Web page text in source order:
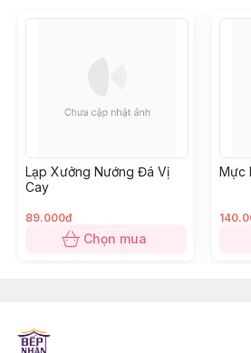
Lạp Xưởng Nướng Đá Vị
Cay
89.000đ
Chọn mua
Mực